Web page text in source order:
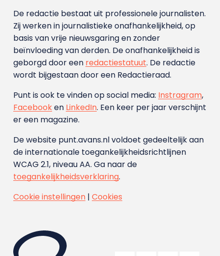
De redactie bestaat uit professionele journalisten.
Zij werken in journalistieke onafhankelijkheid, op
basis van vrije nieuwsgaring en zonder
beïnvloeding van derden. De onafhankelijkheid is
geborgd door een redactiestatuut. De redactie
wordt bijgestaan door een Redactieraad.
Punt is ook te vinden op social media: Instragram,
Facebooken LinkedIn. Een keer per jaar verschijnt
er een magazine.
De website punt.avans.nl voldoet gedeeltelijk aan
de internationale toegankelijkheidsrichtlijnen
WCAG 2.1, niveau AA. Ga naar de
toegankelijkheidsverklaring.
Cookie instellingen| Cookies